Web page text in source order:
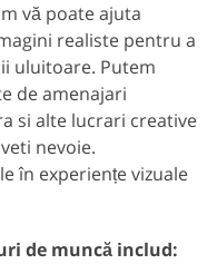
vă poate ajuta
realiste pentru a
uluitoare. Putem
de amenajari
si alte lucrari creative
nevoie.
în experiențe vizuale
de muncă includ: